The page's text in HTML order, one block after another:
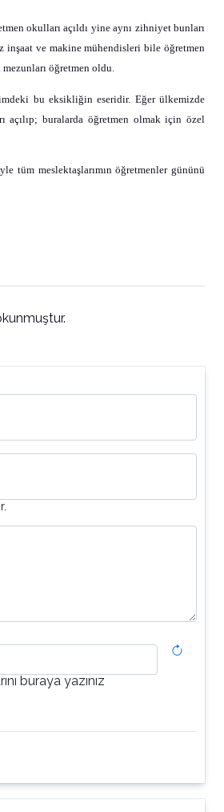
okulları açıldı yine aynı zihniyet bunları
inşaat ve makine mühendisleri bile öğretmen
öğretmen oldu.
bu eksikliğin eseridir. Eğer ülkemizde
buralarda öğretmen olmak için özel
tüm meslektaşlarımın öğretmenler gününü
buraya yazınız